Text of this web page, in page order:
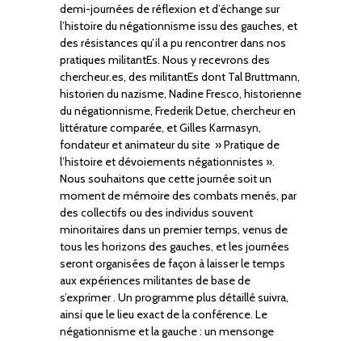
demi-journées de réflexion et d’échange sur
l’histoire du négationnisme issu des gauches, et
des résistances qu’il a pu rencontrer dans nos
pratiques militantEs. Nous y recevrons des
chercheur.es, des militantEs dont Tal Bruttmann,
historien du nazisme, Nadine Fresco, historienne
du négationnisme, Frederik Detue, chercheur en
littérature comparée, et Gilles Karmasyn,
fondateur et animateur du site » Pratique de
l’histoire et dévoiements négationnistes ».
Nous souhaitons que cette journée soit un
moment de mémoire des combats menés, par
des collectifs ou des individus souvent
minoritaires dans un premier temps, venus de
tous les horizons des gauches, et les journées
seront organisées de façon à laisser le temps
aux expériences militantes de base de
s’exprimer . Un programme plus détaillé suivra,
ainsi que le lieu exact de la conférence. Le
négationnisme et la gauche : un mensonge